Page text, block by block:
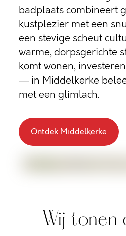
badplaats combineert
kustplezier met een
een stevige scheut
warme, dorpsgerichte
komt wonen,
— in Middelkerke
met een glimlach.
Ontdek Middelkerke
Wij tonen